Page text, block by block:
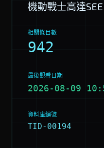
機動戰士高達
相關條目數
942
最後觀看日期
2026-08-09
資料庫編號
TID-00194